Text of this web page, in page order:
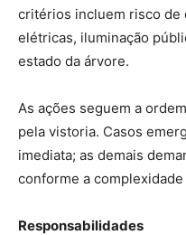
critérios incluem risco de
elétricas, iluminação
estado da árvore.
As ações seguem a
pela vistoria. Casos
imediata; as demais
conforme a
Responsabilidades